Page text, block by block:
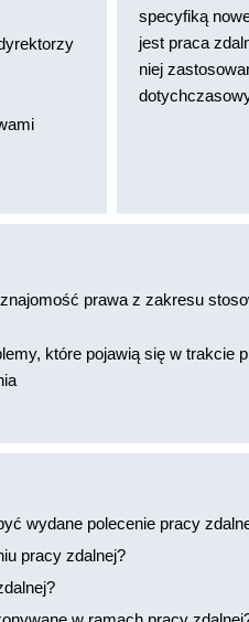
specyfiką
jest praca
niej
prawa z zakresu
które pojawią się w trakcie
wydane polecenie pracy
pracy zdalnej?